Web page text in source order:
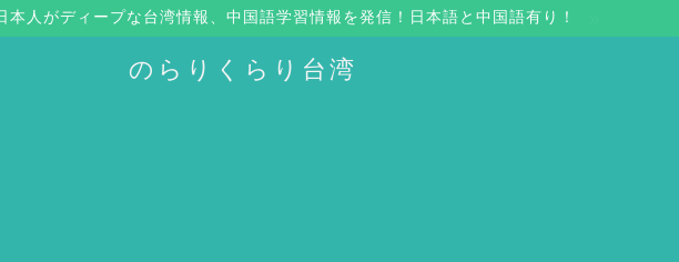
本人がディープな台湾情報、中国語学習情報を発信！日本語と中国語有り！
のらりくらり台湾